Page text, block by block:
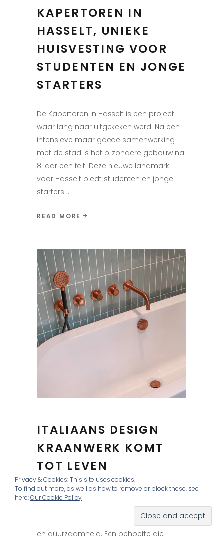
KAPERTOREN IN
HASSELT, UNIEKE
HUISVESTING VOOR
STUDENTEN EN JONGE
STARTERS
De Kapertoren in Hasselt is een project
waar lang naar uitgekeken werd. Na een
intensieve maar goede samenwerking
met de stad is het bijzondere gebouw na
8 jaar een feit. Deze nieuwe landmark
voor Hasselt biedt studenten en jonge
starters
READ MORE
ITALIAANS DESIGN
KRAANWERK KOMT
TOT LEVEN
De tijd van badkamer als puur functionele
sanitaire ruimte is allang voorbij. Er is een
verlangen naar schoonheid, ontspanning
en duurzaamheid. Een behoefte die
Privacy & Cookies: This site uses cookies.
To find out more, as well as how to remove or block these, see
here:Our Cookie Policy